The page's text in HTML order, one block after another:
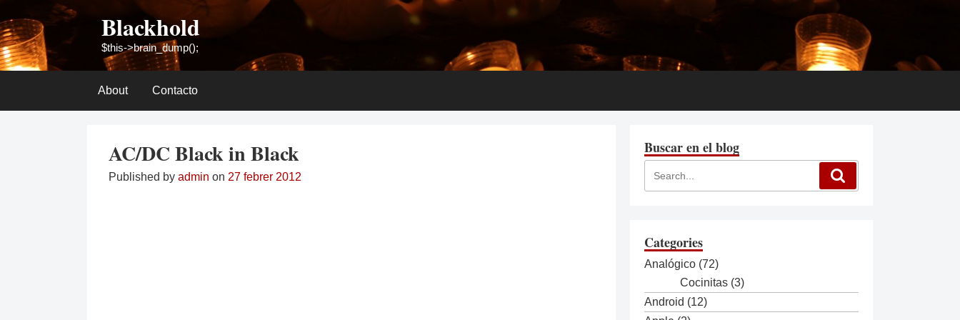
to
content
Blackhold
$this->brain_dump();
About Contacto
AC/DC Black in Black
Published by admin on 27 febrer 2012
Buscar en el blog
Categories
Analógico (72)
Cocinitas (3)
Android (12)